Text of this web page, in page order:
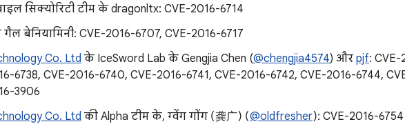
सिक्योरिटी टीम के dragonltx: CVE-2016-6714
गैल बेनियामिनी: CVE-2016-6707, CVE-2016-6717
Co. Ltd के IceSword Lab के Gengjia Chen (@chengjia4574) और pjf: CVE-
6738, CVE-2016-6740, CVE-2016-6741, CVE-2016-6742, CVE-2016-6744,
3906
Co. Ltd की Alpha टीम के, ग्वेंग गोंग (龚广) (@oldfresher): CVE-2016-6754